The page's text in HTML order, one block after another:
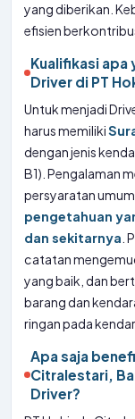
yang diberikan.
efisien
Kualifikasi apa
Driver di PT
Untuk menjadi
harus memiliki
dengan jenis
B1). Pengalaman
persyaratan
pengetahuan
dan sekitarnya .
catatan
yang baik, dan
barang dan
ringan pada
Apa saja
Citralestari,
Driver?